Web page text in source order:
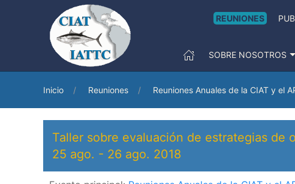
REUNIONES
SOBRE NOSOTROS
Inicio Reuniones Reuniones Anuales de la CIAT y el
Taller sobre evaluación de estrategias de
25 ago. - 26 ago. 2018